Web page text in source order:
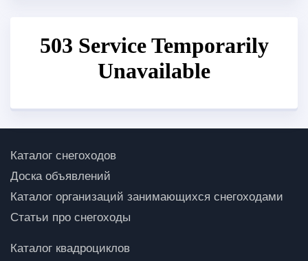
Каталог снегоходов
Доска объявлений
Каталог организаций занимающихся снегоходами
Статьи про снегоходы
Каталог квадроциклов